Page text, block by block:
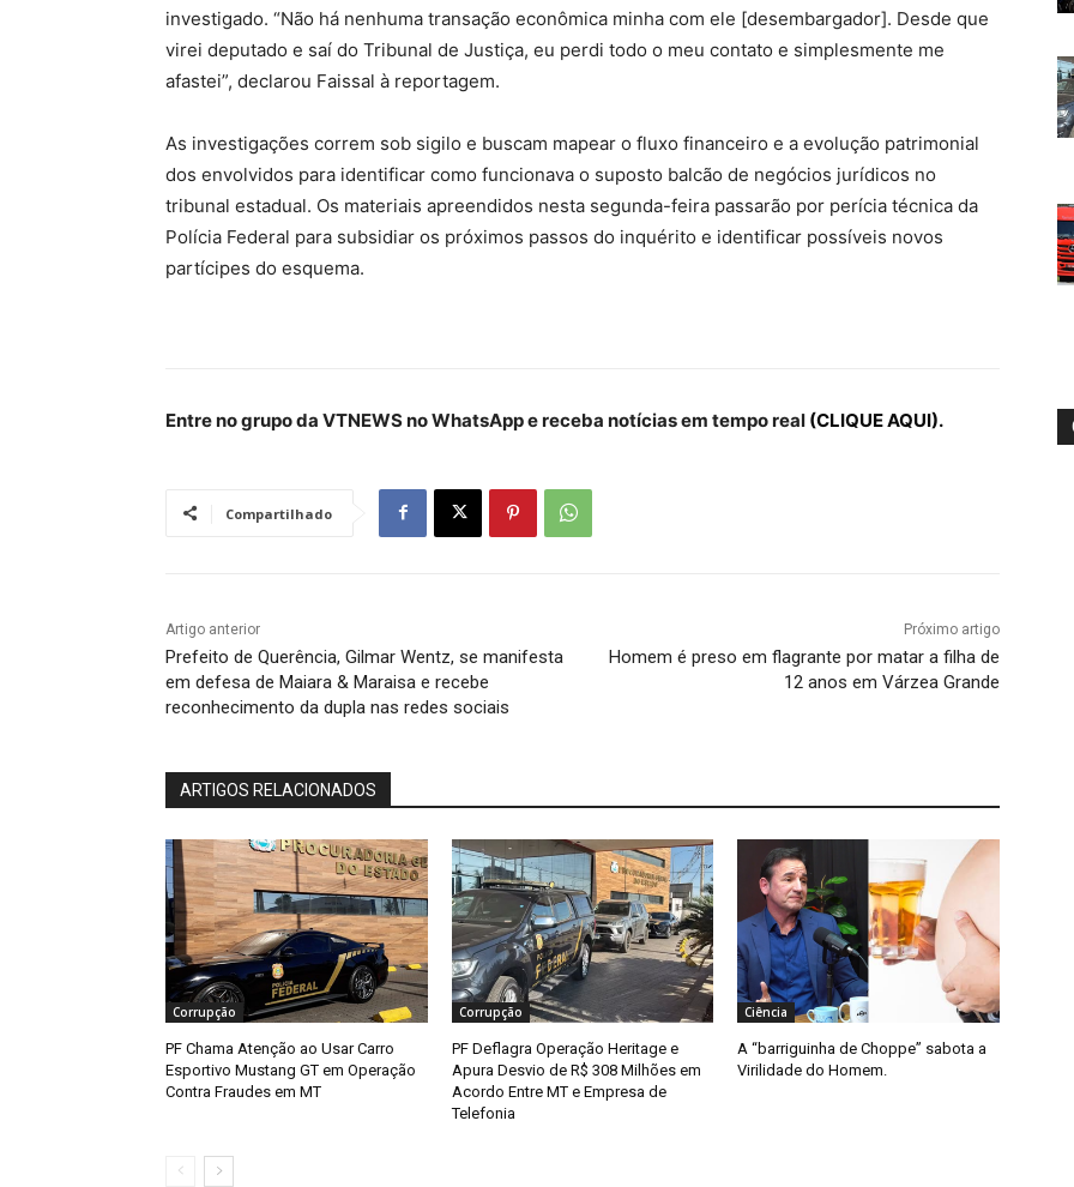
investigado. “Não há nenhuma transação econômica minha com ele [desembargador]. Desde que
virei deputado e saí do Tribunal de Justiça, eu perdi todo o meu contato e simplesmente me
afastei”, declarou Faissal à reportagem.
As investigações correm sob sigilo e buscam mapear o fluxo financeiro e a evolução patrimonial
dos envolvidos para identificar como funcionava o suposto balcão de negócios jurídicos no
tribunal estadual. Os materiais apreendidos nesta segunda-feira passarão por perícia técnica da
Polícia Federal para subsidiar os próximos passos do inquérito e identificar possíveis novos
partícipes do esquema.
Entre no grupo da VTNEWS no WhatsApp e receba notícias em tempo real (CLIQUE AQUI).
Compartilhado
Artigo anterior
Prefeito de Querência, Gilmar Wentz, se manifesta
em defesa de Maiara & Maraisa e recebe
reconhecimento da dupla nas redes sociais
Próximo artigo
Homem é preso em flagrante por matar a filha de
12 anos em Várzea Grande
ARTIGOS RELACIONADOS
Corrupção
PF Chama Atenção ao Usar Carro
Esportivo Mustang GT em Operação
Contra Fraudes em MT
Corrupção
PF Deflagra Operação Heritage e
Apura Desvio de R$ 308 Milhões em
Acordo Entre MT e Empresa de
Telefonia
Ciência
A “barriguinha de Choppe” sabota a
Virilidade do Homem.